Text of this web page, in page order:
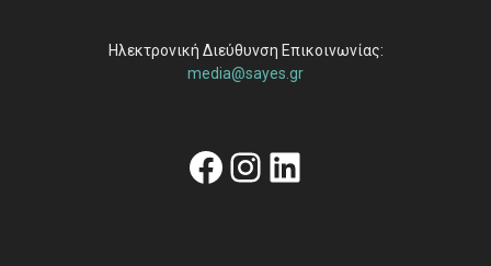
Ηλεκτρονική Διεύθυνση Επικοινωνίας:
media@sayes.gr
Facebook
Instagram
Linkedin